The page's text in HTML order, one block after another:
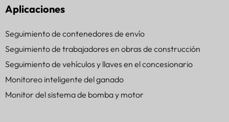
Aplicaciones
Seguimiento de contenedores de envío
Seguimiento de trabajadores en obras de construcción
Seguimiento de vehículos y llaves en el concesionario
Monitoreo inteligente del ganado
Monitor del sistema de bomba y motor